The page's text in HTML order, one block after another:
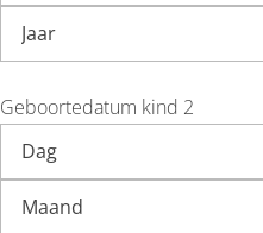
Geboortedatum kind 2